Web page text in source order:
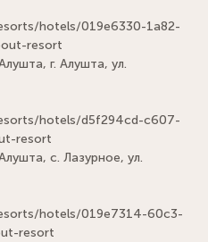
hotels/019e6330-1a82-
resort
г. Алушта, ул.
hotels/d5f294cd-c607-
resort
с. Лазурное, ул.
hotels/019e7314-60c3-
resort